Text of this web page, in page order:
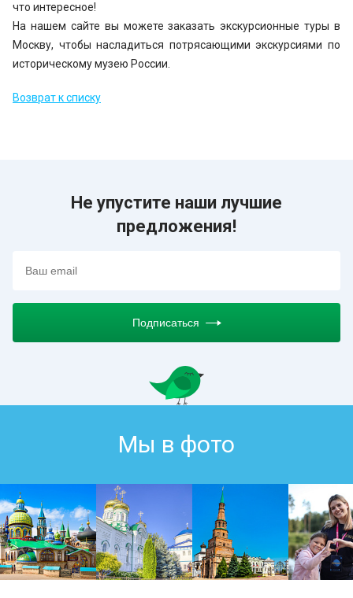
что интересное!
На нашем сайте вы можете заказать экскурсионные туры в
Москву, чтобы насладиться потрясающими экскурсиями по
историческому музею России.
Возврат к списку
Не упустите наши лучшие
предложения!
Подписаться
Мы в фото